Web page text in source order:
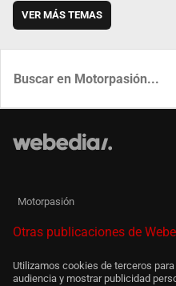
VER MÁS TEMAS
Motorpasión
Otras publicaciones de
Utilizamos cookies de terceros
audiencia y mostrar publicidad